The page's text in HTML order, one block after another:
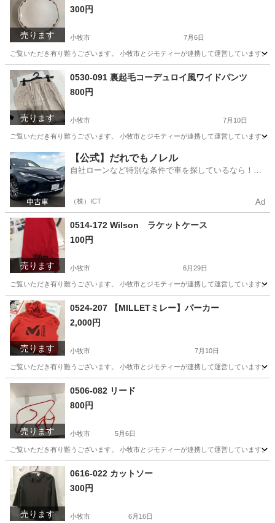
売ります
300円
小牧市 7月6日
ご覧いただき有り難うございます。 小牧市とジモティーが連携して運営していま
愛知 小牧市 リユース
売ります
0530-091 裏起毛コーデュロイ風ワイドパンツ
800円
小牧市 7月10日
ご覧いただき有り難うございます。 小牧市とジモティーが連携して運営していま
愛知 小牧市 パンツ リユース
【公式】だれでもノレル
自社ローンなど特別な条件で車を探しているなら！金
（株）ICT Ad
売ります
0514-172 Wilson ラケットケース
100円
小牧市 6月29日
ご覧いただき有り難うございます。 小牧市とジモティーが連携して運営していま
愛知 小牧市
売ります
0524-207 【MILLETミレー】パーカー
2,000円
小牧市 7月10日
ご覧いただき有り難うございます。 小牧市とジモティーが連携して運営していま
愛知 小牧市 リユース
売ります
0506-082 リード
800円
小牧市 5月6日
ご覧いただき有り難うございます。 小牧市とジモティーが連携して運営していま
愛知 小牧市
売ります
0616-022 カットソー
300円
小牧市 6月16日